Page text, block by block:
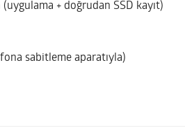
+ doğrudan SSD kayıt)
sabitleme aparatıyla)